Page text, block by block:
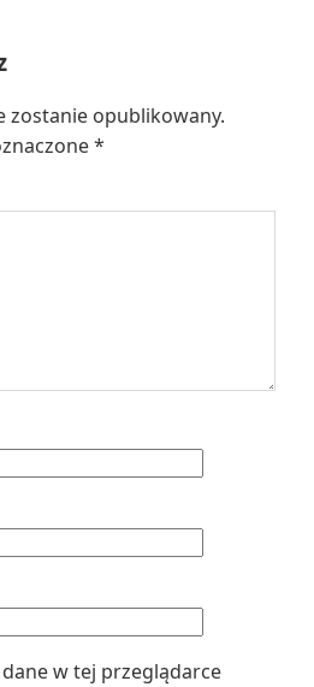
zostanie opublikowany.
*
w tej przeglądarce